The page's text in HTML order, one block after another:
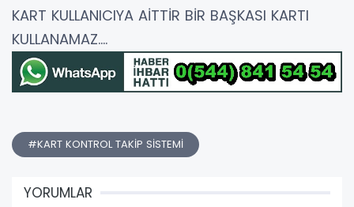
KART KULLANICIYA AİTTİR BİR BAŞKASI KARTI
KULLANAMAZ....
#KART KONTROL TAKİP SİSTEMİ
YORUMLAR